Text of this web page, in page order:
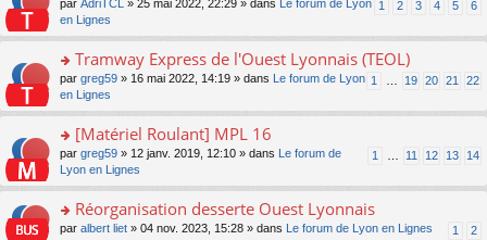
u
s
ré
c
nt
n
o
n
lu
pl
ré
c
nt
s
e
n
o
n
lu
pl
ré
c
er
le
m
e
s
s
e
n
o
n
lu
o
n
s
er
le
m
e
s
s
a
n
o
1 2 3 4 5 6
par AdriTCL » 25 mai 2022, 22:29 » dans
Le forum de Lyon
en Lignes
o
n
s
er
le
m
e
s
s
Tramway Express de l'Ouest Lyonnais (TEOL)
1 19 20 21 22
par greg59 » 16 mai 2022, 14:19 » dans
Le forum de Lyon
en Lignes
o
s
er
le
[Matériel Roulant] MPL 16
1 11 12 13 14
par greg59 » 12 janv. 2019, 12:10 » dans
Le forum de
Lyon en Lignes
o
Réorganisation desserte Ouest Lyonnais
1 2
par albert liet » 04 nov. 2023, 15:28 » dans Le forum de Lyon en Lignes